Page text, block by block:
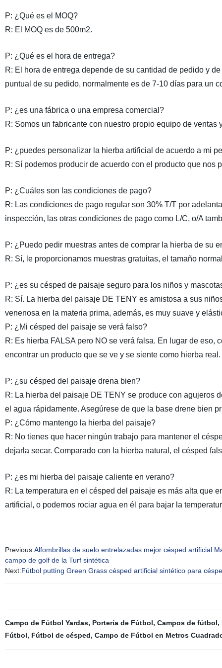
P: ¿Qué es el MOQ?
R: El MOQ es de 500m2.
P: ¿Qué es el hora de entrega?
R: El hora de entrega depende de su cantidad de pedido y
puntual de su pedido, normalmente es de 7-10 días para un
P: ¿es una fábrica o una empresa comercial?
R: Somos un fabricante con nuestro propio equipo de ventas
P: ¿puedes personalizar la hierba artificial de acuerdo a mi
R: Sí podemos producir de acuerdo con el producto que
P: ¿Cuáles son las condiciones de pago?
R: Las condiciones de pago regular son 30% T/T por
inspección, las otras condiciones de pago como L/C, o/A
P: ¿Puedo pedir muestras antes de comprar la hierba de su
R: Sí, le proporcionamos muestras gratuitas, el tamaño
P: ¿es su césped de paisaje seguro para los niños y
R: Sí. La hierba del paisaje DE TENY es amistosa a sus
venenosa en la materia prima, además, es muy suave y
P: ¿Mi césped del paisaje se verá falso?
R: Es hierba FALSA pero NO se verá falsa. En lugar de
encontrar un producto que se ve y se siente como hierba
P: ¿su césped del paisaje drena bien?
R: La hierba del paisaje DE TENY se produce con agujeros
el agua rápidamente. Asegúrese de que la base drene bien
P: ¿Cómo mantengo la hierba del paisaje?
R: No tienes que hacer ningún trabajo para mantener el
dejarla secar. Comparado con la hierba natural, el césped
P: ¿es mi hierba del paisaje caliente en verano?
R: La temperatura en el césped del paisaje es más alta que
artificial, o podemos rociar agua en él para bajar la
Previous:Alfombrillas de suelo entrelazadas mejor césped artificial
campo de golf de la Turf sintética
Next:Fútbol putting Green Grass césped artificial sintético para
Campo de Fútbol Yardas, Portería de Fútbol, Campos de fútbol,
Fútbol, Fútbol de césped, Campo de Fútbol en Metros